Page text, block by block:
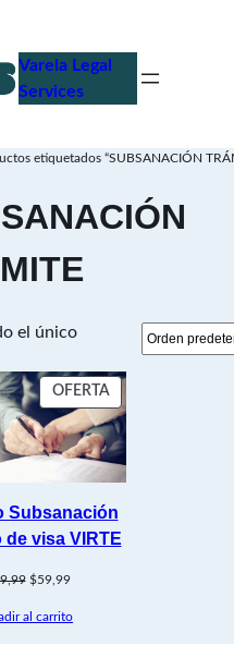
Varela Legal
Services
etiquetados “SUBSANACIÓN
el único
OFERTAPRODUCTO
EN
OFERTA
Subsanación
de visa VIRTE
El
original
$59,99El
actual
al carrito